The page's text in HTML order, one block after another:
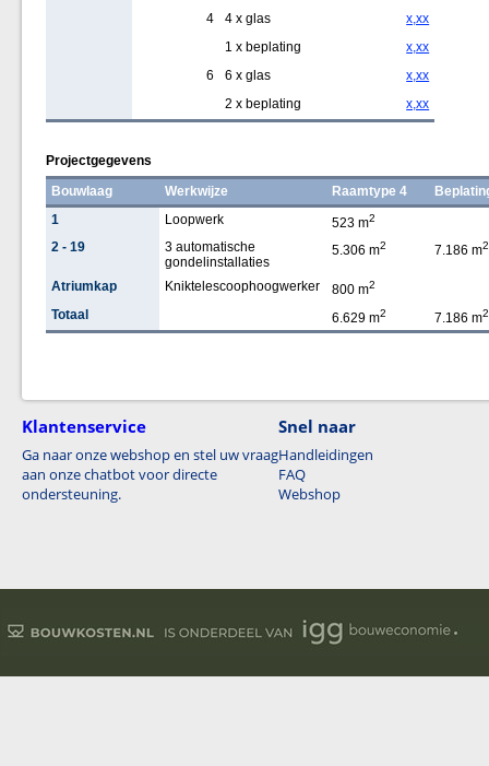
4
4 x glas
x,xx
1 x beplating
x,xx
6
6 x glas
x,xx
2 x beplating
x,xx
Projectgegevens
Bouwlaag
Werkwijze Raamtype 4
1
Loopwerk 523 m2
2 - 19
3 automatische
gondelinstallaties
5.306 m2 7.186 m2
Atriumkap Kniktelescoophoogwerker 800 m2
Totaal 6.629 m2 7.186 m2
Klantenservice
Ga naar onze webshop en stel uw vraag
aan onze chatbot voor directe
ondersteuning.
Snel naar
Handleidingen
FAQ
Webshop